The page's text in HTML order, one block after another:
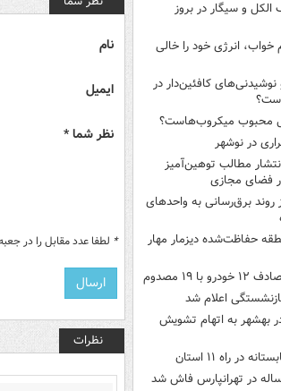
و سیگار در بروز
خواب، انرژی خود را خالی
کافئین‌دار در
است؟
محبوب میکروب‌هاست؟
در نوشهر
مطالب توهین‌آمیز
در فضای مجازی
روند برق‌رسانی به واحدهای
حفاظت‌شده دیزمار مهار
۱۹ مصدوم
اعلام شد
۶ نفر در بهشهر به اتهام تشویش
در راه ۱۱ استان
نام
ایمیل
نظر شما *
* لطفا عدد مقابل را در
نظرات